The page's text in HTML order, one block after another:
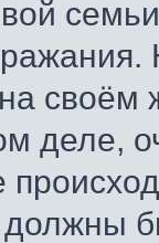
своём
деле,